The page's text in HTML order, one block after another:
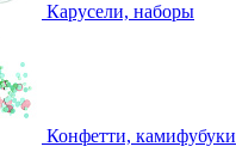
Карусели, наборы
Конфетти, камифубуки